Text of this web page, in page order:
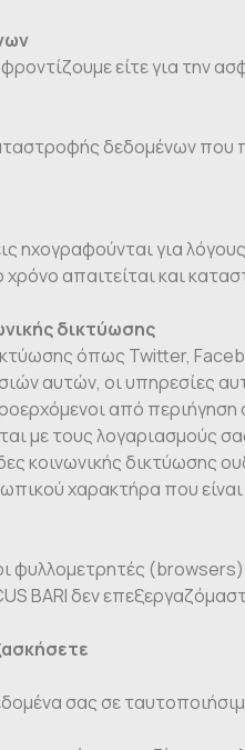
είτε για την
δεδομένων που
ηχογραφούνται για
απαιτείται και
δικτύωσης
όπως Twitter,
αυτών, οι υπηρεσίες
από
με τους λογαριασμούς
κοινωνικής δικτύωσης
χαρακτήρα που
φυλλομετρητές
BARI δεν
σας σε